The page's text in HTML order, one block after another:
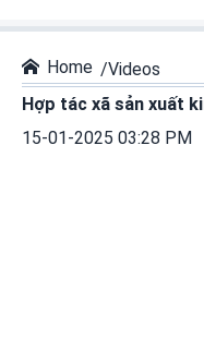
Home
Videos
Hợp tác xã sản xuất
15-01-2025 03:28 PM